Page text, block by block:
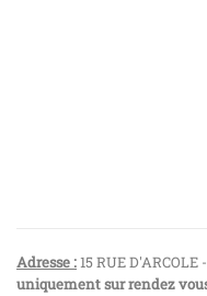
Adresse :15 RUE D'ARCOLE
uniquement sur rendez